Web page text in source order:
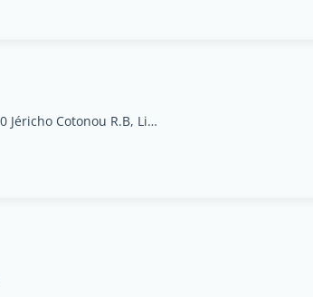
AGI SARLAdresse: 03 BP 1400 Jéricho Cotonou R.B, Littoral